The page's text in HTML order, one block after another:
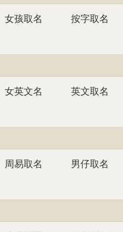
女孩取名
按字取名
女英文名
英文取名
周易取名
男仔取名